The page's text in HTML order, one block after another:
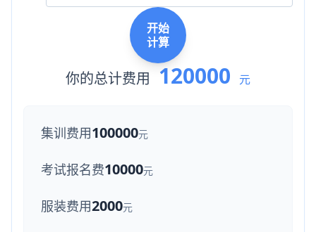
开始
计算
你的总计费用 120000 元
集训费用100000元
考试报名费10000元
服装费用2000元